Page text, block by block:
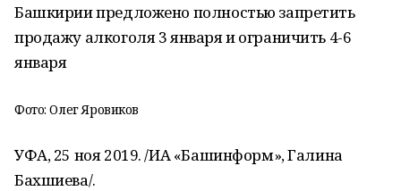
Башкирии предложено полностью запретить
продажу алкоголя 3 января и ограничить 4-6
января
Фото: Олег Яровиков
УФА, 25 ноя 2019. /ИА «Башинформ», Галина
Бахшиева/.